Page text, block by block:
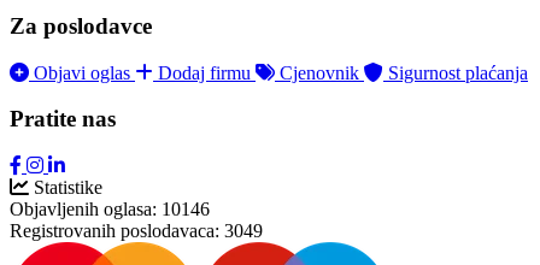
Za poslodavce
Objavi oglas Dodaj firmu Cjenovnik Sigurnost plaćanja
Pratite nas
Statistike
Objavljenih oglasa: 10146
Registrovanih poslodavaca: 3049